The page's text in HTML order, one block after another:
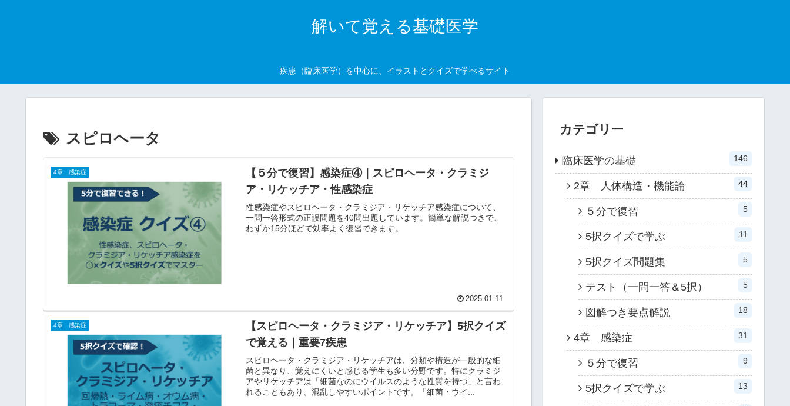
解いて覚える基礎医学
疾患（臨床医学）を中心に、イラストとクイズで学べるサイト
スピロヘータ
4章 感染症
【５分で復習】感染症④｜スピロヘータ・クラミジ
ア・リケッチア・性感染症
性感染症やスピロヘータ・クラミジア・リケッチア感染症について、
一問一答形式の正誤問題を40問出題しています。簡単な解説つきで、
わずか15分ほどで効率よく復習できます。
2025.01.11
4章 感染症
【スピロヘータ・クラミジア・リケッチア】5択クイズ
で覚える｜重要7疾患
スピロヘータ・クラミジア・リケッチアは、分類や構造が一般的な細
菌と異なり、覚えにくいと感じる学生も多い分野です。特にクラミジ
アやリケッチアは「細菌なのにウイルスのような性質を持つ」と言わ
れることもあり、混乱しやすいポイントです。「細菌・ウイ...
カテゴリー
臨床医学の基礎 146
2章 人体構造・機能論 44
５分で復習 5
5択クイズで学ぶ 11
5択クイズ問題集 5
テスト（一問一答＆5択） 5
図解つき要点解説 18
4章 感染症 31
５分で復習 9
5択クイズで学ぶ 13